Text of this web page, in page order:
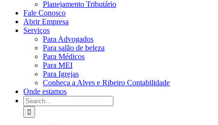
Planejamento Tributário
Fale Conosco
Abrir Empresa
Serviços
Para Advogados
Para salão de beleza
Para Médicos
Para MEI
Para Igrejas
Conheça a Alves e Ribeiro Contabilidade
Onde estamos
Search
for: